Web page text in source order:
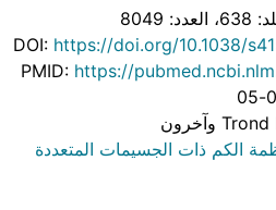
، العدد: 8049
DOI: https://doi.org/10.1038/
PMID: https://
الكم ذات الجسيمات المتعددة